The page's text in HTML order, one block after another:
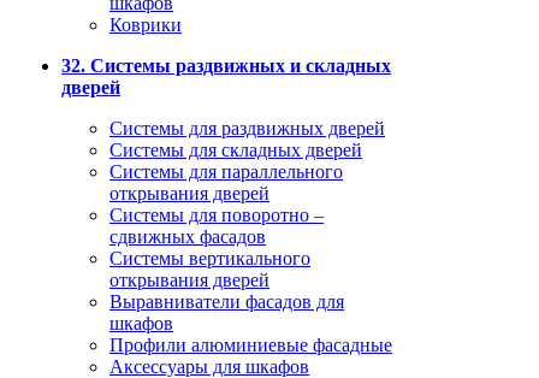
Коврики
32. Системы раздвижных и складных
дверей
Системы для раздвижных дверей
Системы для складных дверей
Системы для параллельного
открывания дверей
Системы для поворотно –
сдвижных фасадов
Системы вертикального
открывания дверей
Выравниватели фасадов для
шкафов
Профили алюминиевые фасадные
Аксессуары для шкафов